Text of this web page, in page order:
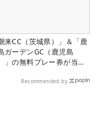
来CC（茨城県）」＆「鹿
ガーデンGC（鹿児島
」の無料プレー券が当た
Recommended by